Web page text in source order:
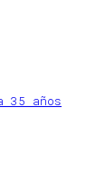
35 años